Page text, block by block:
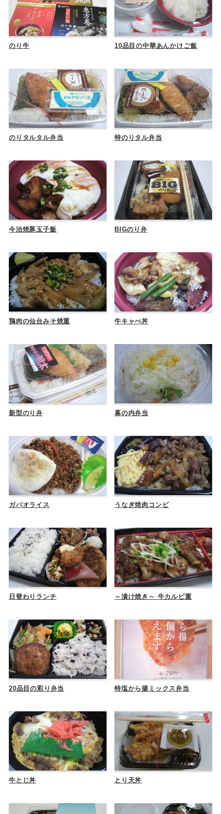
のり牛 10品目の中華あんかけご飯
のりタルタル弁当 特のりタル弁当
今治焼豚玉子飯 BIGのり弁
鶏肉の仙台みそ焼重 牛キャべ丼
新型のり弁 幕の内弁当
ガパオライス うなぎ焼肉コンビ
日替わりランチ ～漬け焼き～ 牛カルビ重
20品目の彩り弁当 特塩から揚ミックス弁当
牛とじ丼 とり天丼